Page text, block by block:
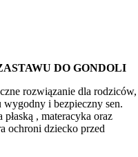
DO GONDOLI
rozwiązanie dla rodziców,
i bezpieczny sen.
płaską , materacyka oraz
ochroni dziecko przed